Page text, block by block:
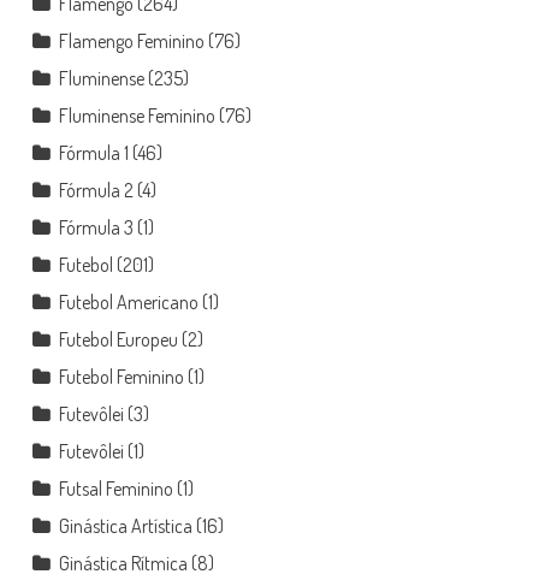
Flamengo Feminino (76)
Fluminense(235)
Fluminense Feminino (76)
Fórmula 1 (46)
Fórmula 2 (4)
Fórmula 3 (1)
Futebol (201)
Futebol Americano (1)
Futebol Europeu (2)
Futebol Feminino (1)
Futevôlei (3)
Futevôlei (1)
Futsal Feminino (1)
Ginástica Artística (16)
Ginástica Rítmica (8)